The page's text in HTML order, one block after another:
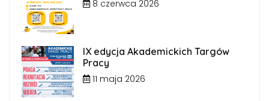
8 czerwca 2026
IX edycja Akademickich Targów
Pracy
11 maja 2026